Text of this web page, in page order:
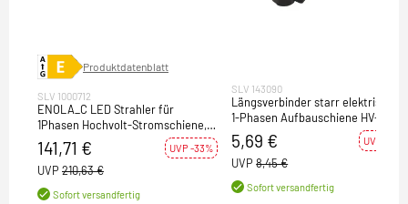
Produktdatenblatt
SLV 1000712
ENOLA_C LED Strahler für
1Phasen Hochvolt-Stromschiene,
3000K, schwarz, 55°, inkl. 1
Phasen-Adapter
141,71 € UVP -33%
UVP 210,63 €
Sofort versandfertig
SLV 143090
Längsverbinder starr elektrisch
1-Phasen Aufbauschiene HV-
Stromschiene schwarz
5,69 € UVP -33%
UVP 8,45 €
Sofort versandfertig